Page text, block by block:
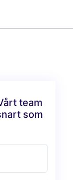
team
som